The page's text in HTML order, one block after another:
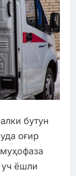
бутун
оғир
уч ёшли